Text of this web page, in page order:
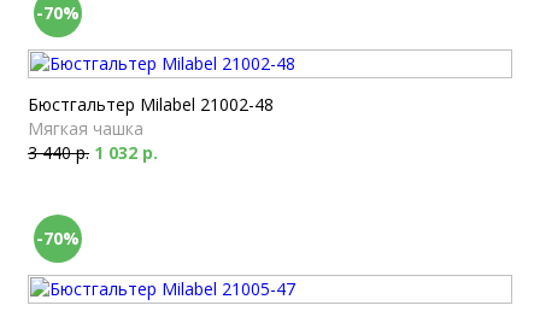
-70%
Бюстгальтер Milabel 21002-48
Мягкая чашка
3 440 р. 1 032 р.
-70%